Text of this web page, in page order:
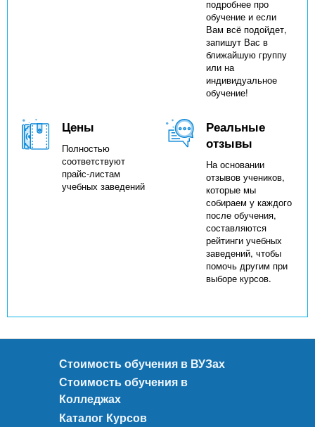
подробнее про
обучение и если
Вам всё подойдет,
запишут Вас в
ближайшую группу
или на
индивидуальное
обучение!
Цены
Полностью
соответствуют
прайс-листам
учебных заведений
Реальные
отзывы
На основании
отзывов учеников,
которые мы
собираем у каждого
после обучения,
составляются
рейтинги учебных
заведений, чтобы
помочь другим при
выборе курсов.
Стоимость обучения в ВУЗах
Стоимость обучения в
Колледжах
Каталог Курсов